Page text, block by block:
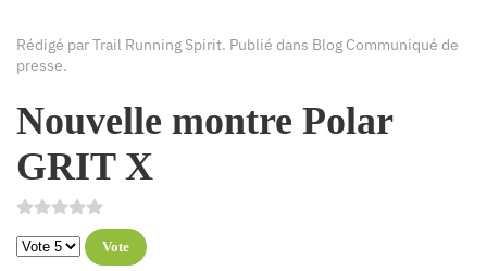
Rédigé par Trail Running Spirit. Publié dans Blog Communiqué de
presse.
Nouvelle montre Polar
GRIT X
Veuillez voter